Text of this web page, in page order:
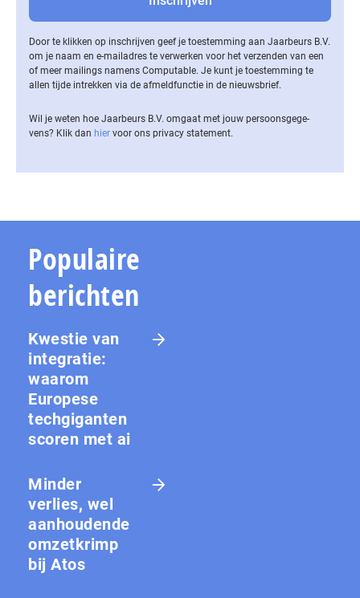
Door te klikken op inschrijven geef je toestemming aan Jaarbeurs B.V.
om je naam en e-mailadres te verwerken voor het verzenden van een
of meer mailings namens Computable. Je kunt je toestemming te
allen tijde intrekken via de af­meld­func­tie in de nieuwsbrief.
Wil je weten hoe Jaarbeurs B.V. omgaat met jouw per­soons­ge­ge­
vens? Klik dan hier voor ons privacy statement.
Populaire
berichten
Kwestie van
integratie:
waarom
Europese
techgiganten
scoren met ai
Minder
verlies, wel
aanhoudende
omzetkrimp
bij Atos